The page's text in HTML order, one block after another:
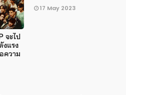
จะไป
งแรง
ความ
17 May 2023